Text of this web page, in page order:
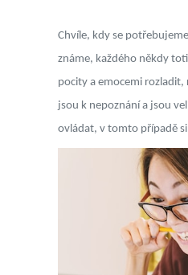
Chvíle, kdy se
známe, každého někdy
pocity a emocemi
jsou k nepoznání a jsou
ovládat, v tomto případě